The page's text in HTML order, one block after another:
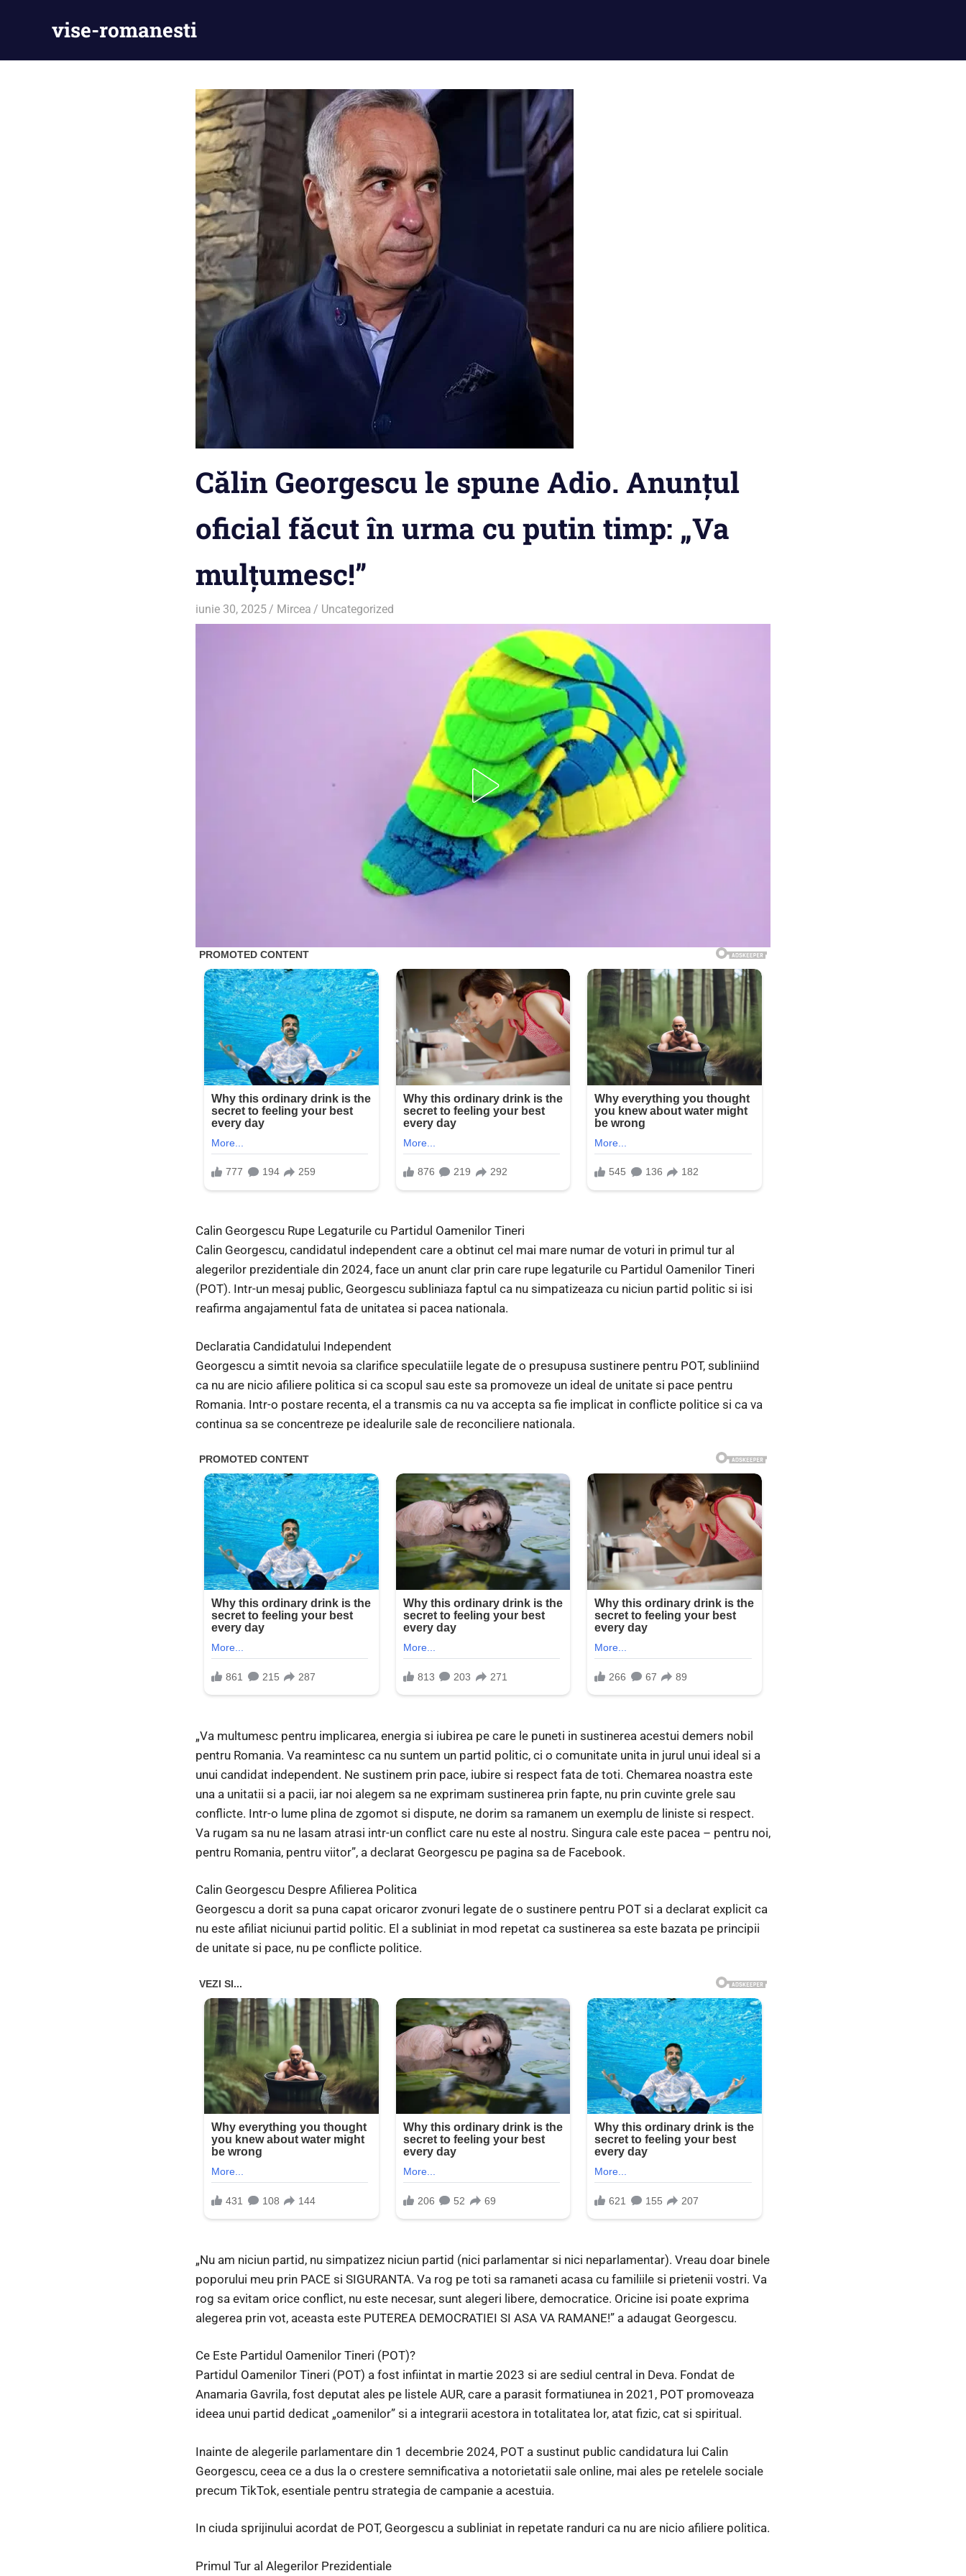
vise-romanesti
Călin Georgescu le spune Adio. Anunțul
oficial făcut în urma cu putin timp: „Va
mulțumesc!”
iunie 30, 2025 Mircea Uncategorized
Calin Georgescu Rupe Legaturile cu Partidul Oamenilor Tineri
Calin Georgescu, candidatul independent care a obtinut cel mai mare numar de voturi in primul tur al
alegerilor prezidentiale din 2024, face un anunt clar prin care rupe legaturile cu Partidul Oamenilor Tineri
(POT). Intr-un mesaj public, Georgescu subliniaza faptul ca nu simpatizeaza cu niciun partid politic si isi
reafirma angajamentul fata de unitatea si pacea nationala.
Declaratia Candidatului Independent
Georgescu a simtit nevoia sa clarifice speculatiile legate de o presupusa sustinere pentru POT, subliniind
ca nu are nicio afiliere politica si ca scopul sau este sa promoveze un ideal de unitate si pace pentru
Romania. Intr-o postare recenta, el a transmis ca nu va accepta sa fie implicat in conflicte politice si ca va
continua sa se concentreze pe idealurile sale de reconciliere nationala.
„Va multumesc pentru implicarea, energia si iubirea pe care le puneti in sustinerea acestui demers nobil
pentru Romania. Va reamintesc ca nu suntem un partid politic, ci o comunitate unita in jurul unui ideal si a
unui candidat independent. Ne sustinem prin pace, iubire si respect fata de toti. Chemarea noastra este
una a unitatii si a pacii, iar noi alegem sa ne exprimam sustinerea prin fapte, nu prin cuvinte grele sau
conflicte. Intr-o lume plina de zgomot si dispute, ne dorim sa ramanem un exemplu de liniste si respect.
Va rugam sa nu ne lasam atrasi intr-un conflict care nu este al nostru. Singura cale este pacea – pentru noi,
pentru Romania, pentru viitor”, a declarat Georgescu pe pagina sa de Facebook.
Calin Georgescu Despre Afilierea Politica
Georgescu a dorit sa puna capat oricaror zvonuri legate de o sustinere pentru POT si a declarat explicit ca
nu este afiliat niciunui partid politic. El a subliniat in mod repetat ca sustinerea sa este bazata pe principii
de unitate si pace, nu pe conflicte politice.
„Nu am niciun partid, nu simpatizez niciun partid (nici parlamentar si nici neparlamentar). Vreau doar binele
poporului meu prin PACE si SIGURANTA. Va rog pe toti sa ramaneti acasa cu familiile si prietenii vostri. Va
rog sa evitam orice conflict, nu este necesar, sunt alegeri libere, democratice. Oricine isi poate exprima
alegerea prin vot, aceasta este PUTEREA DEMOCRATIEI SI ASA VA RAMANE!” a adaugat Georgescu.
Ce Este Partidul Oamenilor Tineri (POT)?
Partidul Oamenilor Tineri (POT) a fost infiintat in martie 2023 si are sediul central in Deva. Fondat de
Anamaria Gavrila, fost deputat ales pe listele AUR, care a parasit formatiunea in 2021, POT promoveaza
ideea unui partid dedicat „oamenilor” si a integrarii acestora in totalitatea lor, atat fizic, cat si spiritual.
Inainte de alegerile parlamentare din 1 decembrie 2024, POT a sustinut public candidatura lui Calin
Georgescu, ceea ce a dus la o crestere semnificativa a notorietatii sale online, mai ales pe retelele sociale
precum TikTok, esentiale pentru strategia de campanie a acestuia.
In ciuda sprijinului acordat de POT, Georgescu a subliniat in repetate randuri ca nu are nicio afiliere politica.
Primul Tur al Alegerilor Prezidentiale